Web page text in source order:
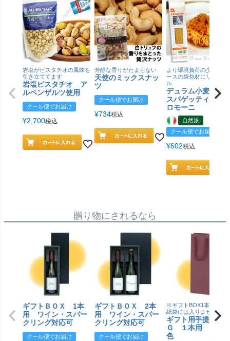
岩塩がピスタチオの風味を
引き立ててます
岩塩ピスタチオ ア
ルペンザルツ使用
クール便でお届け
¥2,700税込
芳醇な香りがたまらない
天使のミックスナッ
ツ
クール便でお届け
¥734税込
より環境負荷の少ない紙
ースの袋包材にリニュー
ル
デュラム小麦 有
スパゲッティ／ジ
ロモーニ
自然派
クール便でお届け
¥602税込
贈り物にされるなら
ギフトＢＯＸ 1本
用 ワイン・スパー
クリング対応可
クール便でお届け
ギフトＢＯＸ 2本
用 ワイン・スパー
クリング対応可
クール便でお届け
※ギフトBOX1本用はこ
紙袋には入りません
ギフト用手提げＢ
Ｇ １本用 エン
色